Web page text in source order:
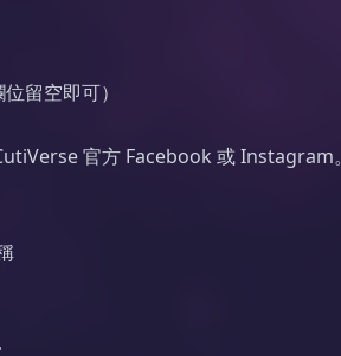
留空即可）
官方 Facebook 或 Instagram。